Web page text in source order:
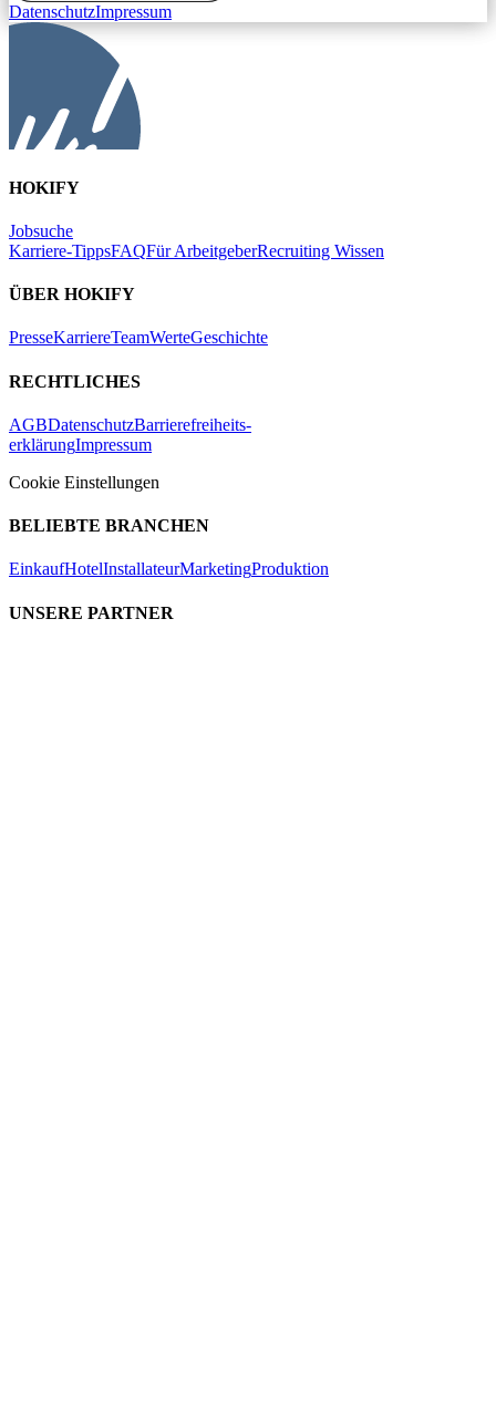
DatenschutzImpressum
HOKIFY
Jobsuche
Karriere-TippsFAQFür ArbeitgeberRecruiting Wissen
ÜBER HOKIFY
PresseKarriereTeamWerteGeschichte
RECHTLICHES
AGBDatenschutzBarrierefreiheits-
erklärungImpressum
Cookie Einstellungen
BELIEBTE BRANCHEN
EinkaufHotelInstallateurMarketingProduktion
UNSERE PARTNER